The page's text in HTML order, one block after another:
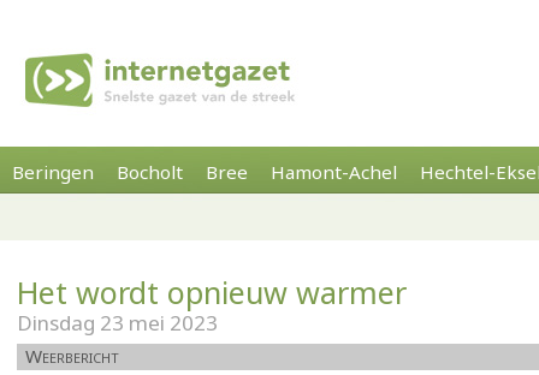
Beringen Bocholt Bree Hamont-Achel Hechtel-
Het wordt opnieuw warmer
Dinsdag 23 mei 2023
Weerbericht